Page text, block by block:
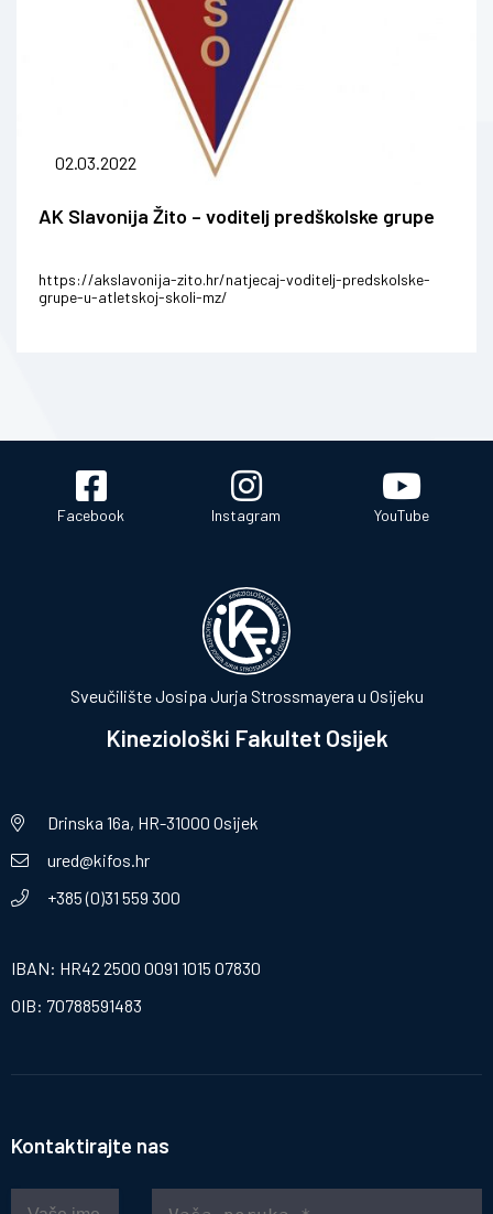
02.03.2022
AK Slavonija Žito – voditelj predškolske grupe
https://akslavonija-zito.hr/natjecaj-voditelj-predskolske-
grupe-u-atletskoj-skoli-mz/
Facebook Instagram YouTube
Sveučilište Josipa Jurja Strossmayera u Osijeku
Kineziološki Fakultet Osijek
Drinska 16a, HR-31000 Osijek
ured@kifos.hr
+385 (0)31 559 300
IBAN: HR42 2500 0091 1015 07830
OIB: 70788591483
Kontaktirajte nas